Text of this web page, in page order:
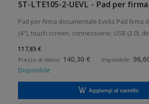
Pad per firma documentale Evolis Pad firma digitale, 10,5 cm
(4''), touch screen, connessione: USB (2.0),
160x120x10mm, 0,2kg
117,85 €
Prezzo di listino: 140,30 € Imponibile:
Disponibile
Aggiungi al carrello